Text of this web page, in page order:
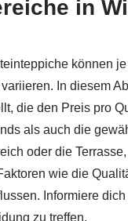
in
können
In diesem
die den Preis pro
als auch die
oder die
wie die
Informiere
zu treffen.